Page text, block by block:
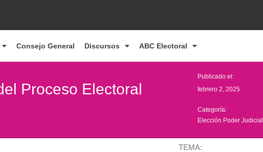
Consejo General Discursos ABC Electoral
Proceso Electoral
Publicado el:
febrero 2, 2025
Categoría:
Elección Poder Judicial
TEMA: